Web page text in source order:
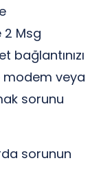
2 Msg
bağlantınızı
veya
sorunu
sorunun